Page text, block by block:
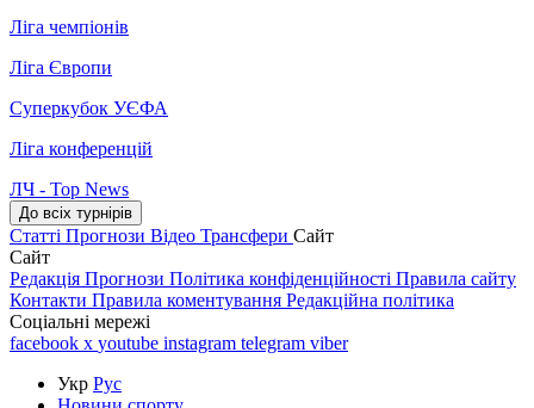
Ліга чемпіонів
Ліга Європи
Суперкубок УЄФА
Ліга конференцій
ЛЧ - Top News
До всіх турнірів
Статті Прогнози Відео Трансфери Сайт
Сайт
Редакція Прогнози Політика конфіденційності Правила сайту
Контакти Правила коментування Редакційна політика
Соціальні мережі
facebook x youtube instagram telegram viber
Укр Рус